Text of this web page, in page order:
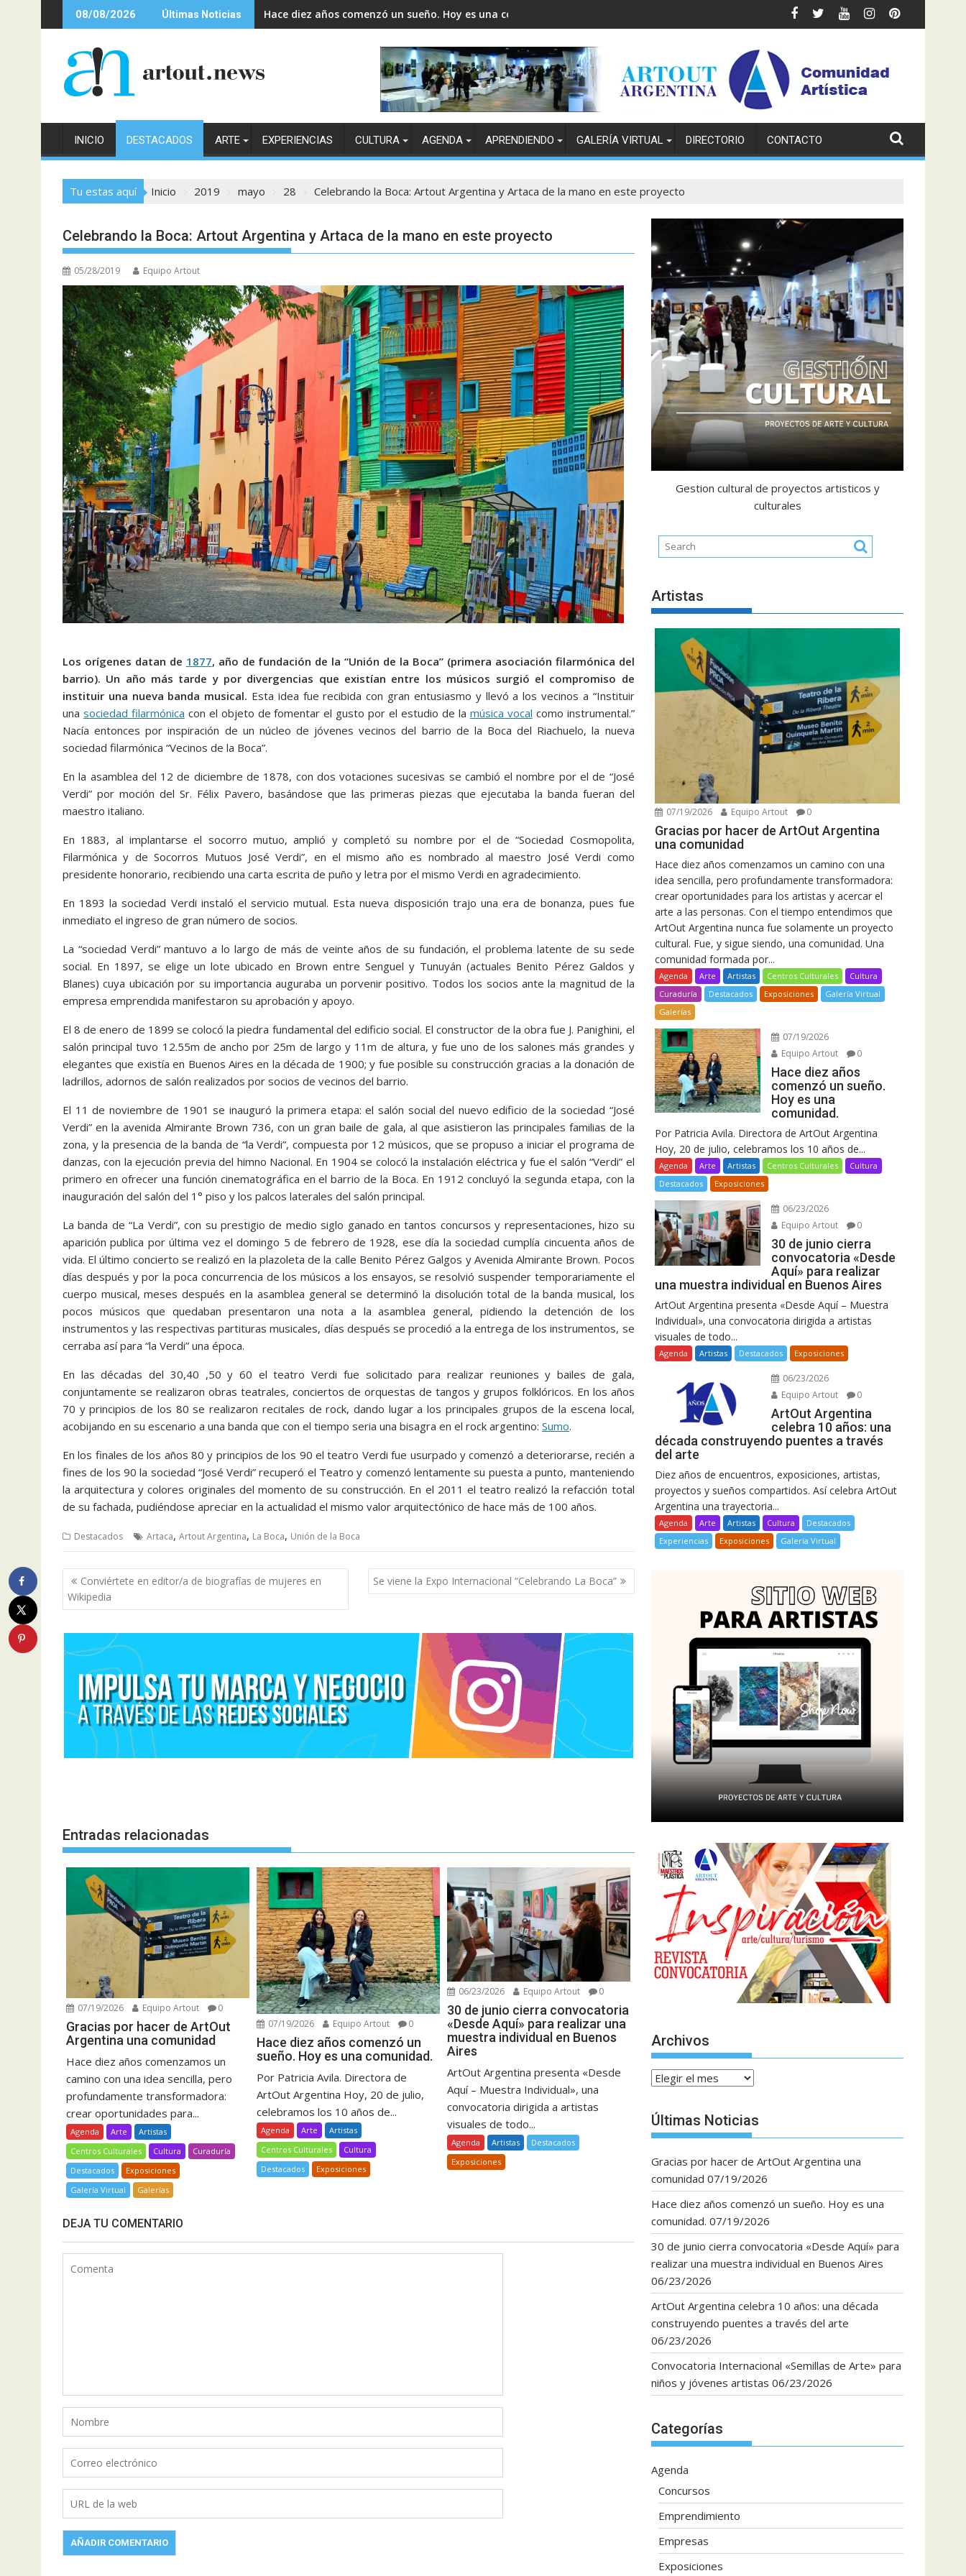
al
08/08/2026 Últimas Noticias Hace diez años comenzó un sueño. Hoy es una comunidad.
INICIO DESTACADOS ARTE EXPERIENCIAS CULTURA AGENDA APRENDIENDO GALERÍA VIRTUAL DIRECTORIO CONTACTO
Tu estas aquí Inicio 2019 mayo 28 Celebrando la Boca: Artout Argentina y Artaca de la mano en este proyecto
Celebrando la Boca: Artout Argentina y Artaca de la mano en este proyecto
05/28/2019 Equipo Artout
Los orígenes datan de 1877, año de fundación de la “Unión de la Boca” (primera asociación filarmónica del
barrio). Un año más tarde y por divergencias que existían entre los músicos surgió el compromiso de
instituir una nueva banda musical. Esta idea fue recibida con gran entusiasmo y llevó a los vecinos a “Instituir
una sociedad filarmónica con el objeto de fomentar el gusto por el estudio de la música vocal como instrumental.”
Nacía entonces por inspiración de un núcleo de jóvenes vecinos del barrio de la Boca del Riachuelo, la nueva
sociedad filarmónica “Vecinos de la Boca”.
En la asamblea del 12 de diciembre de 1878, con dos votaciones sucesivas se cambió el nombre por el de “José
Verdi” por moción del Sr. Félix Pavero, basándose que las primeras piezas que ejecutaba la banda fueran del
maestro italiano.
En 1883, al implantarse el socorro mutuo, amplió y completó su nombre por el de “Sociedad Cosmopolita,
Filarmónica y de Socorros Mutuos José Verdi”, en el mismo año es nombrado al maestro José Verdi como
presidente honorario, recibiendo una carta escrita de puño y letra por el mismo Verdi en agradecimiento.
En 1893 la sociedad Verdi instaló el servicio mutual. Esta nueva disposición trajo una era de bonanza, pues fue
inmediato el ingreso de gran número de socios.
La “sociedad Verdi” mantuvo a lo largo de más de veinte años de su fundación, el problema latente de su sede
social. En 1897, se elige un lote ubicado en Brown entre Senguel y Tunuyán (actuales Benito Pérez Galdos y
Blanes) cuya ubicación por su importancia auguraba un porvenir positivo. Todos los socios ante la magnitud de la
empresa emprendida manifestaron su aprobación y apoyo.
El 8 de enero de 1899 se colocó la piedra fundamental del edificio social. El constructor de la obra fue J. Panighini, el
salón principal tuvo 12.55m de ancho por 25m de largo y 11m de altura, y fue uno de los salones más grandes y
elegantes que existía en Buenos Aires en la década de 1900; y fue posible su construcción gracias a la donación de
ladrillos, adornos de salón realizados por socios de vecinos del barrio.
El 11 de noviembre de 1901 se inauguró la primera etapa: el salón social del nuevo edificio de la sociedad “José
Verdi” en la avenida Almirante Brown 736, con un gran baile de gala, al que asistieron las principales familias de la
zona, y la presencia de la banda de “la Verdi”, compuesta por 12 músicos, que se propuso a iniciar el programa de
danzas, con la ejecución previa del himno Nacional. En 1904 se colocó la instalación eléctrica y fue el salón “Verdi” el
primero en ofrecer una función cinematográfica en el barrio de la Boca. En 1912 concluyó la segunda etapa, con la
inauguración del salón del 1° piso y los palcos laterales del salón principal.
La banda de “La Verdi”, con su prestigio de medio siglo ganado en tantos concursos y representaciones, hizo su
aparición publica por última vez el domingo 5 de febrero de 1928, ese día la sociedad cumplía cincuenta años de
vida. El último concierto se realizó en la plazoleta de la calle Benito Pérez Galgos y Avenida Almirante Brown. Pocos
días después y por la poca concurrencia de los músicos a los ensayos, se resolvió suspender temporariamente el
cuerpo musical, meses después en la asamblea general se determinó la disolución total de la banda musical, los
pocos músicos que quedaban presentaron una nota a la asamblea general, pidiendo la detención de los
instrumentos y las respectivas partituras musicales, días después se procedió a la entrega de los instrumentos, se
cerraba así para “la Verdi” una época.
En las décadas del 30,40 ,50 y 60 el teatro Verdi fue solicitado para realizar reuniones y bailes de gala,
conjuntamente se realizaron obras teatrales, conciertos de orquestas de tangos y grupos folklóricos. En los años
70 y principios de los 80 se realizaron recitales de rock, dando lugar a los principales grupos de la escena local,
acobijando en su escenario a una banda que con el tiempo seria una bisagra en el rock argentino: Sumo.
En los finales de los años 80 y principios de los 90 el teatro Verdi fue usurpado y comenzó a deteriorarse, recién a
fines de los 90 la sociedad “José Verdi” recuperó el Teatro y comenzó lentamente su puesta a punto, manteniendo
la arquitectura y colores originales del momento de su construcción. En el 2011 el teatro realizó la refacción total
de su fachada, pudiéndose apreciar en la actualidad el mismo valor arquitectónico de hace más de 100 años.
Destacados Artaca, Artout Argentina, La Boca, Unión de la Boca
Navegación
de
entradas
Conviértete en editor/a de biografías de mujeres en
Wikipedia
Se viene la Expo Internacional “Celebrando La Boca”
Entradas relacionadas
07/19/2026 Equipo Artout 0
Gracias por hacer de ArtOut
Argentina una comunidad
Hace diez años comenzamos un
camino con una idea sencilla, pero
profundamente transformadora:
crear oportunidades para...
Agenda Arte
Artistas
Centros Culturales
Cultura
Curaduría
Destacados
Exposiciones
Galería Virtual
Galerías
07/19/2026 Equipo Artout 0
Hace diez años comenzó un
sueño. Hoy es una comunidad.
Por Patricia Avila. Directora de
ArtOut Argentina Hoy, 20 de julio,
celebramos los 10 años de...
Agenda Arte
Artistas
Centros Culturales
Cultura
Destacados
Exposiciones
06/23/2026 Equipo Artout 0
30 de junio cierra convocatoria
«Desde Aquí» para realizar una
muestra individual en Buenos
Aires
ArtOut Argentina presenta «Desde
Aquí – Muestra Individual», una
convocatoria dirigida a artistas
visuales de todo...
Agenda Artistas
Destacados
Exposiciones
DEJA TU COMENTARIO
Gestion cultural de proyectos artisticos y
culturales
Artistas
07/19/2026 Equipo Artout 0
Gracias por hacer de ArtOut Argentina
una comunidad
Hace diez años comenzamos un camino con una
idea sencilla, pero profundamente transformadora:
crear oportunidades para los artistas y acercar el
arte a las personas. Con el tiempo entendimos que
ArtOut Argentina nunca fue solamente un proyecto
cultural. Fue, y sigue siendo, una comunidad. Una
comunidad formada por...
Agenda Arte Artistas Centros Culturales
Cultura
Curaduría
Destacados Exposiciones
Galería Virtual
Galerías
07/19/2026
Equipo Artout
0
Hace diez años
comenzó un sueño.
Hoy es una
comunidad.
Por Patricia Avila. Directora de ArtOut Argentina
Hoy, 20 de julio, celebramos los 10 años de...
Agenda Arte Artistas Centros Culturales
Cultura
Destacados
Exposiciones
06/23/2026
Equipo Artout
0
30 de junio cierra
convocatoria «Desde
Aquí» para realizar
una muestra individual en Buenos Aires
ArtOut Argentina presenta «Desde Aquí – Muestra
Individual», una convocatoria dirigida a artistas
visuales de todo...
Agenda Artistas Destacados Exposiciones
06/23/2026
Equipo Artout
0
ArtOut Argentina
celebra 10 años: una
década construyendo puentes a través
del arte
Diez años de encuentros, exposiciones, artistas,
proyectos y sueños compartidos. Así celebra ArtOut
Argentina una trayectoria...
Agenda Arte Artistas Cultura
Destacados
Experiencias
Exposiciones Galería Virtual
Archivos
Archivos
Últimas Noticias
Gracias por hacer de ArtOut Argentina una
comunidad 07/19/2026
Hace diez años comenzó un sueño. Hoy es una
comunidad. 07/19/2026
30 de junio cierra convocatoria «Desde Aquí» para
realizar una muestra individual en Buenos Aires
06/23/2026
ArtOut Argentina celebra 10 años: una década
construyendo puentes a través del arte
06/23/2026
Convocatoria Internacional «Semillas de Arte» para
niños y jóvenes artistas 06/23/2026
Categorías
Agenda
Concursos
Emprendimiento
Empresas
Exposiciones